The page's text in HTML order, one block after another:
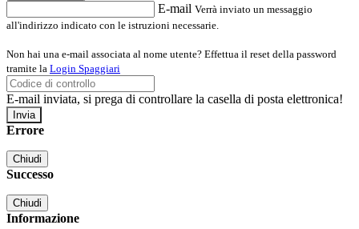
E-mail Verrà inviato un messaggio
all'indirizzo indicato con le istruzioni necessarie.
Non hai una e-mail associata al nome utente? Effettua il reset della password
tramite la Login Spaggiari
E-mail inviata, si prega di controllare la casella di posta elettronica!
Errore
Chiudi
Successo
Chiudi
Informazione